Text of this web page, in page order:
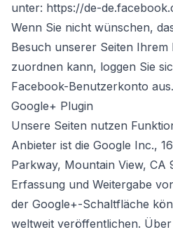
unter: https://de-
Wenn Sie nicht wünschen,
Besuch unserer Seiten
zuordnen kann, loggen Sie
Facebook-Benutzerkonto aus.
Google+ Plugin
Unsere Seiten nutzen
Anbieter ist die Google Inc.,
Parkway, Mountain View, CA
Erfassung und Weitergabe
der Google+-Schaltfläche
weltweit veröffentlichen.